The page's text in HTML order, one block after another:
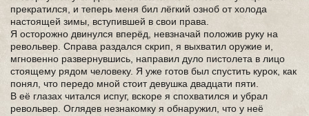
прекратился, и теперь меня бил лёгкий озноб от холода
настоящей зимы, вступившей в свои права.
Я осторожно двинулся вперёд, невзначай положив руку на
револьвер. Справа раздался скрип, я выхватил оружие и,
мгновенно развернувшись, направил дуло пистолета в лицо
стоящему рядом человеку. Я уже готов был спустить курок, как
понял, что передо мной стоит девушка двадцати пяти.
В её глазах читался испуг, вскоре я спохватился и убрал
револьвер. Оглядев незнакомку я обнаружил, что у неё